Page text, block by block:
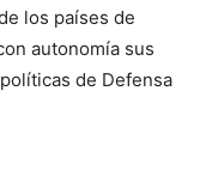
los países de
autonomía sus
de Defensa